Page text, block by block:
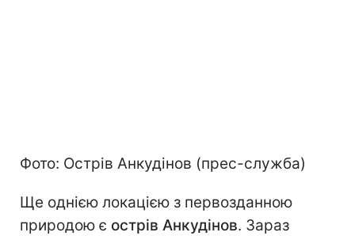
Фото: Острів Анкудінов (прес-служба)
Ще однією локацією з первозданною
природою є острів Анкудінов. Зараз